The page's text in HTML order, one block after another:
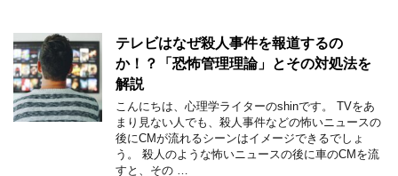
テレビはなぜ殺人事件を報道するの
か！？「恐怖管理理論」とその対処法を
解説
こんにちは、心理学ライターのshinです。 TVをあ
まり見ない人でも、殺人事件などの怖いニュースの
後にCMが流れるシーンはイメージできるでしょ
う。 殺人のような怖いニュースの後に車のCMを流
すと、その …